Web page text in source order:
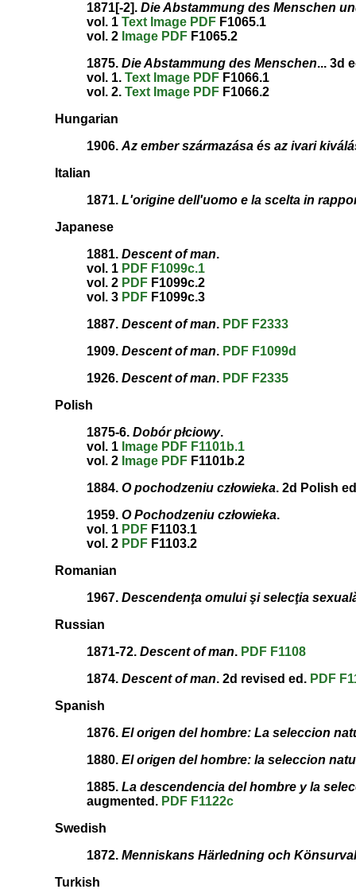
1871[-2].Die Abstammung des Menschen
vol. 1Text Image PDF F1065.1
vol. 2 Image PDF F1065.2
1875.Die Abstammung des Menschen... 3d
vol. 1.Text Image PDF F1066.1
vol. 2.Text Image PDF F1066.2
Hungarian
1906.Az ember származása és az ivari
Italian
1871.L'origine dell'uomo e la scelta in
Japanese
1881.Descent of man.
vol. 1 PDF F1099c.1
vol. 2 PDF F1099c.2
vol. 3 PDF F1099c.3
1887.Descent of man. PDF F2333
1909.Descent of man. PDF F1099d
1926.Descent of man. PDF F2335
Polish
1875-6.Dobór płciowy.
vol. 1 Image PDF F1101b.1
vol. 2 Image PDF F1101b.2
1884.O pochodzeniu człowieka. 2d Polish
1959.O Pochodzeniu człowieka.
vol. 1 PDF F1103.1
vol. 2 PDF F1103.2
Romanian
1967.Descendenţa omului şi selecţia
Russian
1871-72.Descent of man. PDF F1108
1874.Descent of man. 2d revised ed. PDF
Spanish
1876.El origen del hombre: La seleccion
1880.El origen del hombre: la seleccion
1885.La descendencia del hombre y la
augmented. PDF F1122c
Swedish
1872.Menniskans Härledning och
Turkish